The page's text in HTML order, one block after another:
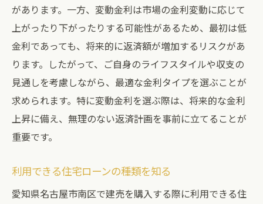
ローン減税や補助金の活用方法
返済シミュレーションで無理のないプラン
を
借入後のライフスタイルと家計の見直し
ローン返済中のリスク管理と予防策
相談窓口や専門家の活用法
名古屋市南区で叶える理想のマイホーム
南区の住宅デザインと最新トレンド
生活スタイルに合った立地条件の選び方
があります。一方、変動金利は市場の金利変動に応じて
上がったり下がったりする可能性があるため、最初は低
金利であっても、将来的に返済額が増加するリスクがあ
ります。したがって、ご自身のライフスタイルや収支の
見通しを考慮しながら、最適な金利タイプを選ぶことが
求められます。特に変動金利を選ぶ際は、将来的な金利
上昇に備え、無理のない返済計画を事前に立てることが
重要です。
利用できる住宅ローンの種類を知る
愛知県名古屋市南区で建売を購入する際に利用できる住